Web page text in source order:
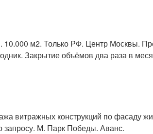
10.000 м2. Только РФ. Центр Москвы.
Закрытие объёмов два раза в
витражных конструкций по фасаду
запросу. М. Парк Победы. Аванс.